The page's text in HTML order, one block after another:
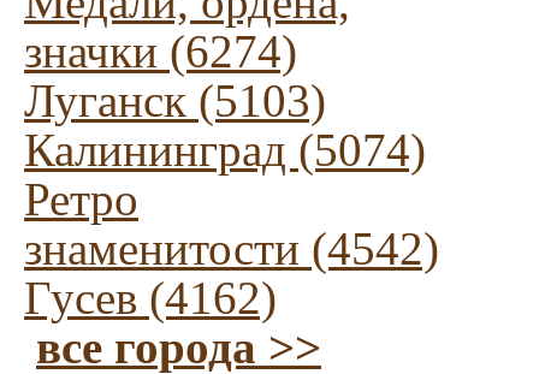
значки (6274)
Луганск (5103)
Калининград (5074)
Ретро
знаменитости (4542)
Гусев (4162)
все города >>